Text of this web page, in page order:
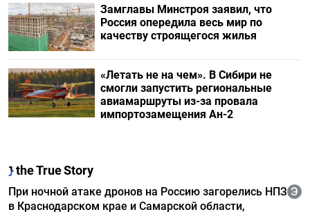
Замглавы Минстроя заявил, что
Россия опередила весь мир по
качеству строящегося жилья
«Летать не на чем». В Сибири не
смогли запустить региональные
авиамаршруты из-за провала
импортозамещения Ан-2